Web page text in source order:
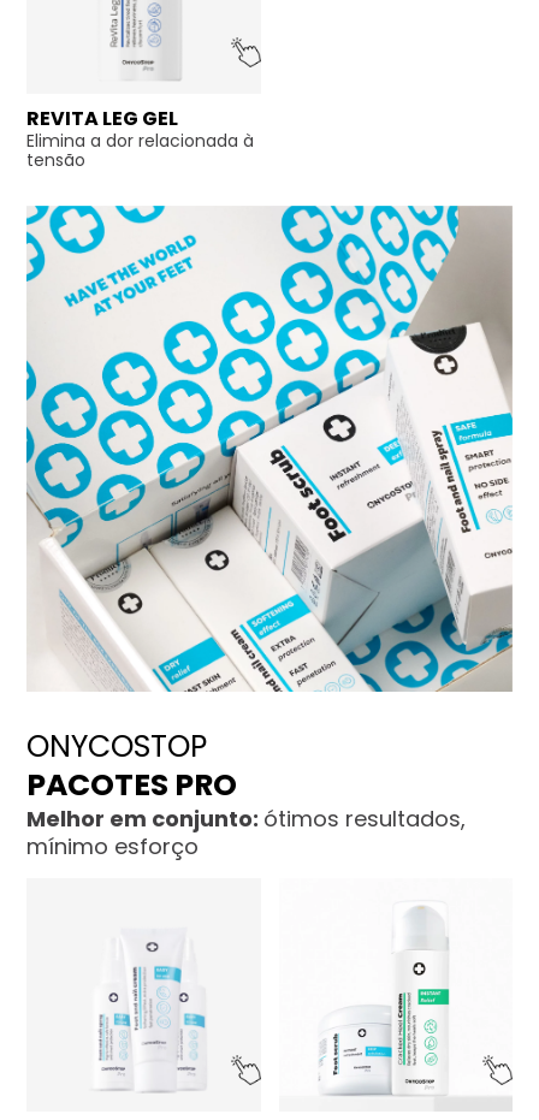
REVITA LEG GEL
Elimina a dor relacionada à
tensão
ONYCOSTOP
PACOTES PRO
Melhor em conjunto: ótimos resultados,
mínimo esforço